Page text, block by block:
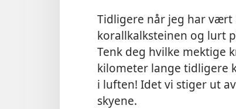
Tidligere når jeg har vært
korallkalksteinen og lurt
Tenk deg hvilke mektige
kilometer lange tidligere
i luften! Idet vi stiger ut
skyene.